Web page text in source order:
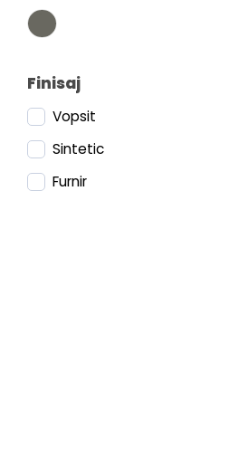
Finisaj
Vopsit
Sintetic
Furnir